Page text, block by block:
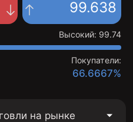
99.638
Высокий: 99.74
Покупатели:
66.6667%
на рынке